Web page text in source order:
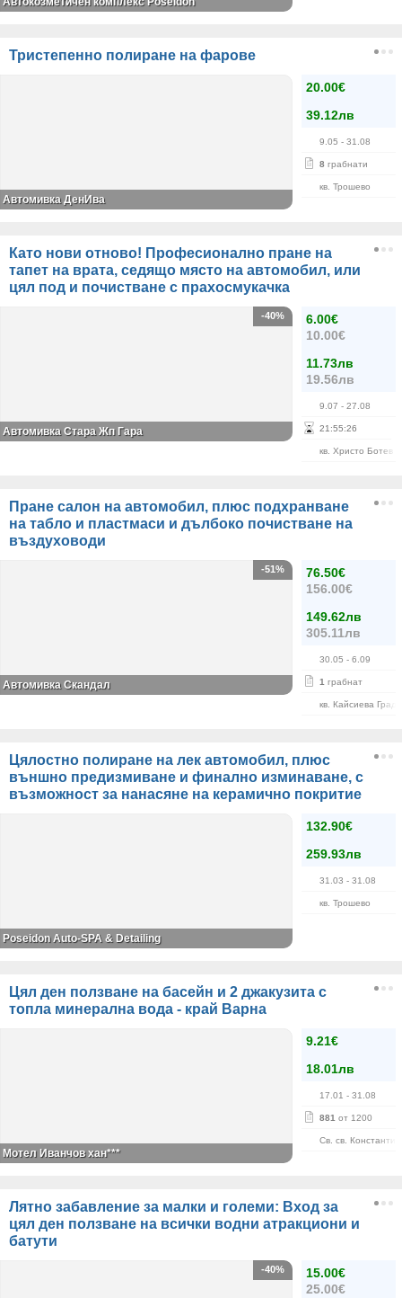
Тристепенно полиране на фарове
20.00€
39.12лв
9.05 - 31.08
8 грабнати
кв. Трошево
Автомивка ДенИва
Като нови отново! Професионално пране на
тапет на врата, седящо място на автомобил, или
цял под и почистване с прахосмукачка
6.00€
10.00€
11.73лв
19.56лв
9.07 - 27.08
21 :55:26
кв. Христо Ботев
-40%
Автомивка Стара Жп Гара
Пране салон на автомобил, плюс подхранване
на табло и пластмаси и дълбоко почистване на
въздуховоди
76.50€
156.00€
149.62лв
305.11лв
30.05 - 6.09
1 грабнат
кв. Кайсиева
-51%
Автомивка Скандал
Цялостно полиране на лек автомобил, плюс
външно предизмиване и финално изминаване, с
възможност за нанасяне на керамично покритие
132.90€
259.93лв
31.03 - 31.08
кв. Трошево
Poseidon Auto-SPA & Detailing
Цял ден ползване на басейн и 2 джакузита с
топла минерална вода - край Варна
9.21€
18.01лв
17.01 - 31.08
881 от 1200
Св. св.
Мотел Иванчов хан***
Лятно забавление за малки и големи: Вход за
цял ден ползване на всички водни атракциони и
батути
15.00€
25.00€
-40%